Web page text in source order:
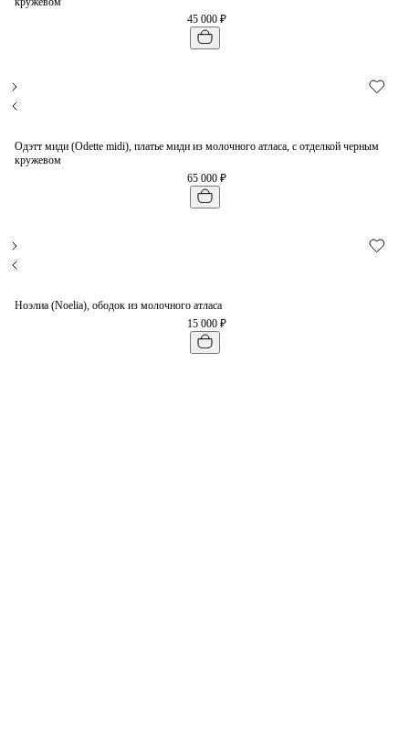
45 000 ₽
Одэтт миди (Odette midi), платье миди из молочного атласа, с отделкой черным
кружевом
65 000 ₽
Ноэлиа (Noelia), ободок из молочного атласа
15 000 ₽